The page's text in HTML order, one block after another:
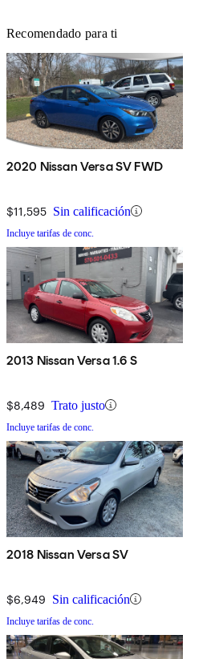
Recomendado para ti
2020 Nissan Versa SV FWD
$11,595 Sin calificación
Incluye tarifas de conc.
2013 Nissan Versa 1.6 S
$8,489 Trato justo
Incluye tarifas de conc.
2018 Nissan Versa SV
$6,949 Sin calificación
Incluye tarifas de conc.